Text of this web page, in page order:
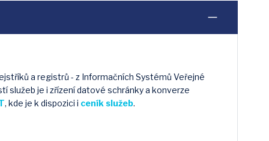
a registrů - z Informačních Systémů Veřejné
služeb je i zřízení datové schránky a konverze
, kde je k dispozici i ceník služeb.